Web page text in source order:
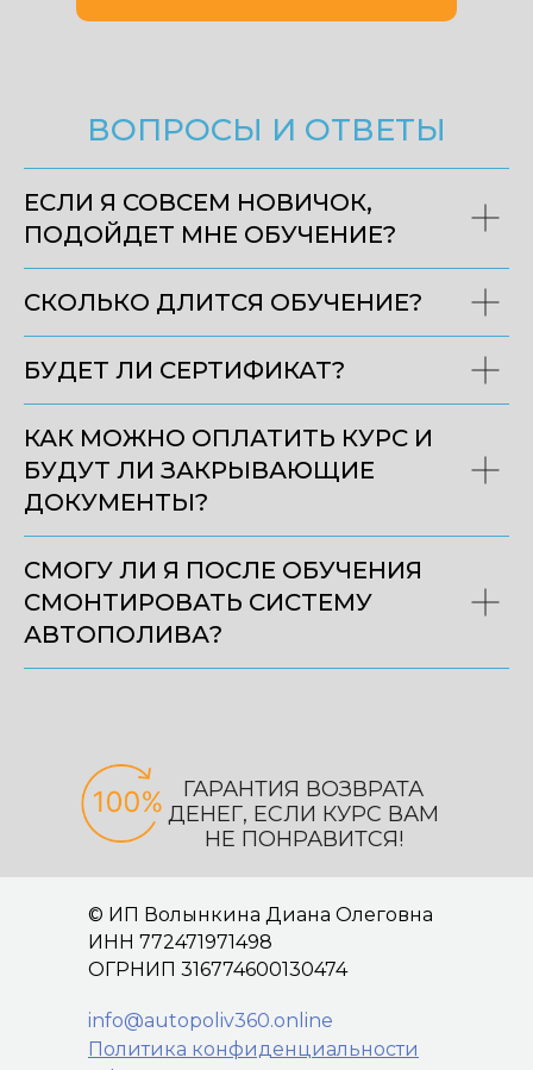
ВОПРОСЫ И ОТВЕТЫ
ЕСЛИ Я СОВСЕМ НОВИЧОК,
ПОДОЙДЕТ МНЕ ОБУЧЕНИЕ?
СКОЛЬКО ДЛИТСЯ ОБУЧЕНИЕ?
БУДЕТ ЛИ СЕРТИФИКАТ?
КАК МОЖНО ОПЛАТИТЬ КУРС И
БУДУТ ЛИ ЗАКРЫВАЮЩИЕ
ДОКУМЕНТЫ?
СМОГУ ЛИ Я ПОСЛЕ ОБУЧЕНИЯ
СМОНТИРОВАТЬ СИСТЕМУ
АВТОПОЛИВА?
ГАРАНТИЯ ВОЗВРАТА
ДЕНЕГ, ЕСЛИ КУРС ВАМ
НЕ ПОНРАВИТСЯ!
© ИП Волынкина Диана Олеговна
ИНН 772471971498
ОГРНИП 316774600130474
info@autopoliv360.online
Политика конфиденциальности